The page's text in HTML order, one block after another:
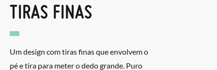
TIRAS FINAS
Um design com tiras finas que envolvem o
pé e tira para meter o dedo grande. Puro